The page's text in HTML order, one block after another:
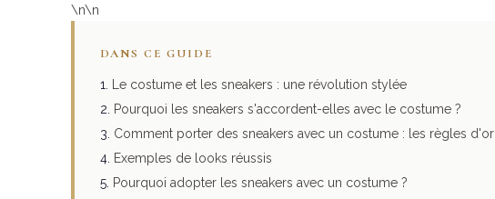
\n\n
DANS CE GUIDE
Le costume et les sneakers : une révolution stylée
Pourquoi les sneakers s'accordent-elles avec le costume ?
Comment porter des sneakers avec un costume : les règles d'or
Exemples de looks réussis
Pourquoi adopter les sneakers avec un costume ?